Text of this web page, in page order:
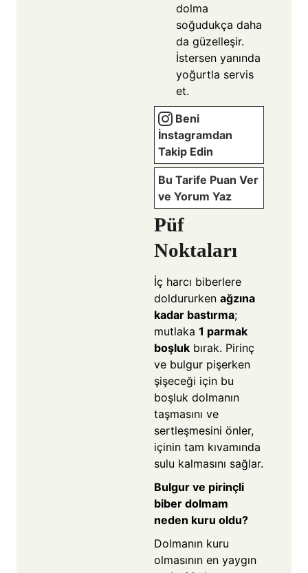
dolma
soğudukça daha
da güzelleşir.
İstersen yanında
yoğurtla servis
et.
Beni
İnstagramdan
Takip Edin
Bu Tarife Puan Ver
ve Yorum Yaz
Püf
Noktaları
İç harcı biberlere
doldururken ağzına
kadar bastırma;
mutlaka 1 parmak
boşluk bırak. Pirinç
ve bulgur pişerken
şişeceği için bu
boşluk dolmanın
taşmasını ve
sertleşmesini önler,
içinin tam kıvamında
sulu kalmasını sağlar.
Bulgur ve pirinçli
biber dolmam
neden kuru oldu?
Dolmanın kuru
olmasının en yaygın